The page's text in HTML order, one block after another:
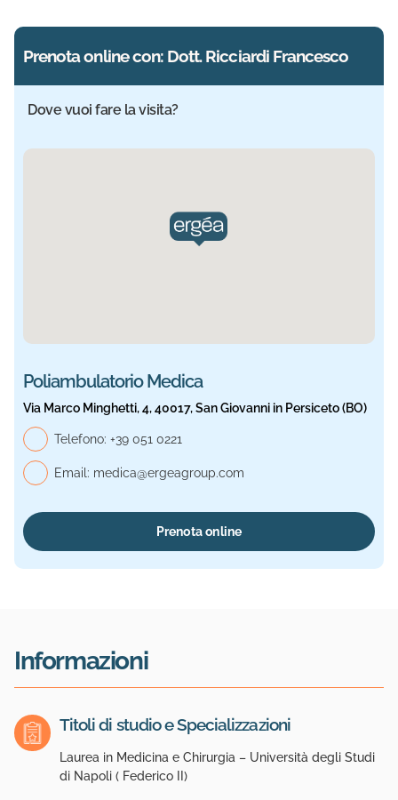
Prenota online con: Dott. Ricciardi Francesco
Dove vuoi fare la visita?
Poliambulatorio Medica
Via Marco Minghetti, 4, 40017, San Giovanni in Persiceto (BO)
Telefono: Telefono, Medica
+39 051 0221
Email: medica@ergeagroup.com
Prenota online
Informazioni
Titoli di studio e Specializzazioni
Laurea in Medicina e Chirurgia – Università degli Studi
di Napoli ( Federico II)